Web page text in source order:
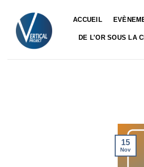
contenu
ACCUEIL
DE L’OR SOUS LA
15
Nov